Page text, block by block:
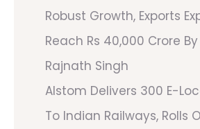
Robust Growth, Exports
Reach Rs 40,000 Crore
Rajnath Singh
Alstom Delivers 300 E-
To Indian Railways, Rolls